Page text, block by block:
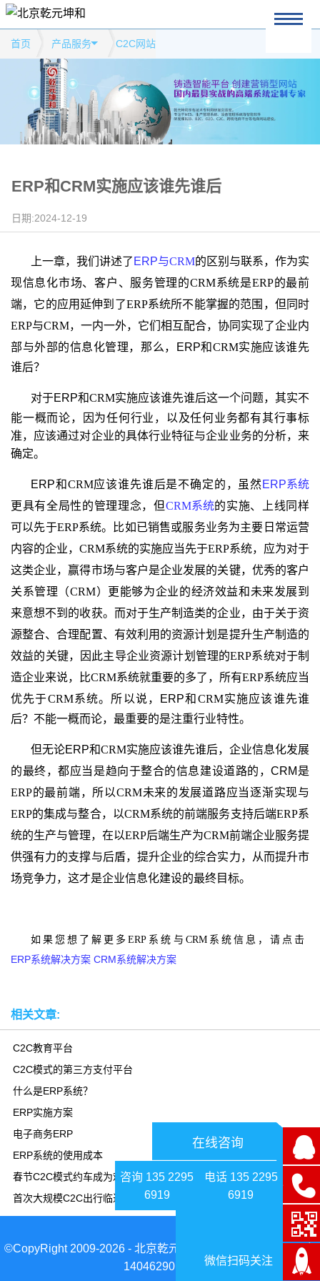
首页 产品服务 C2C网站
ERP和CRM实施应该谁先谁后
日期:2024-12-19
上一章，我们讲述了 ERP与CRM的区别与联系，作为实
现信息化市场、客户、服务管理的CRM系统是ERP的最前
端，它的应用延伸到了ERP系统所不能掌握的范围，但同时
ERP与CRM，一内一外，它们相互配合，协同实现了企业内
部与外部的信息化管理，那么，
ERP和CRM实施应该谁先
谁后？
对于ERP和CRM实施应该谁先谁后这一个问题，其实不
能一概而论，因为任何行业，以及任何业务都有其行事标
准，应该通过对企业的具体行业特征与企业业务的分析，来
确定。
ERP和CRM应该谁先谁后是不确定的，虽然ERP系统
更具有全局性的管理理念，但CRM系统的实施、上线同样
可以先于ERP系统。比如已销售或服务业务为主要日常运营
内容的企业， CRM系统的实施应当先于ERP系统，应为对于
这类企业，赢得市场与客户是企业发展的关键，优秀的客户
关系管理（CRM）更能够为企业的经济效益和未来发展到
来意想不到的收获。而对于生产制造类的企业，由于关于资
源整合、合理配置、有效利用的资源计划是提升生产制造的
效益的关键，因此主导企业资源计划管理的ERP系统对于制
造企业来说，比CRM系统就重要的多了，所有ERP系统应当
优先于CRM系统。所以说， ERP和 CRM实施应该谁先谁
后？不能一概而论，最重要的是注重行业特性。
但无论ERP和CRM实施应该谁先谁后，企业信息化发展
的最终，都应当是趋向于整合的信息建设道路的，CRM 是
ERP的最前端，所以CRM未来的发展道路应当逐渐实现与
ERP的集成与整合，以CRM系统的前端服务支持后端ERP系
统的生产与管理，在以ERP后端生产为CRM前端企业服务提
供强有力的支撑与后盾，提升企业的综合实力，从而提升市
场竞争力，这才是企业信息化建设的最终目标。
如果您想了解更多ERP系统与CRM系统信息，请点击
ERP系统解决方案 CRM系统解决方案
相关文章:
C2C教育平台
C2C模式的第三方支付平台
什么是ERP系统？
ERP实施方案
电子商务ERP
ERP系统的使用成本
春节C2C模式约车成为难题
首次大规模C2C出行临近收官
在线咨询
咨询 135 2295
6919
电话 135 2295
6919
微信扫码关注
©CopyRight 2009-2026 - 北京乾元坤和科技有限公司|京ICP备
14046290号-1